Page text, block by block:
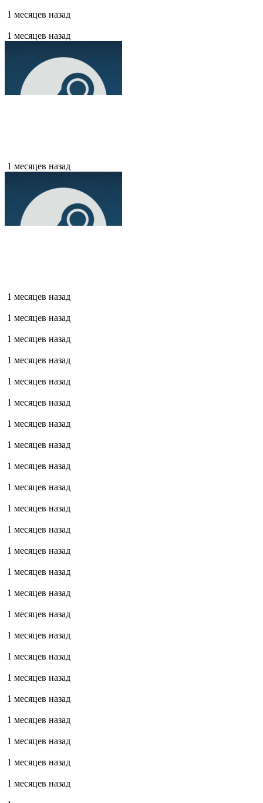
1 месяцев назад
1 месяцев назад
1 месяцев назад
1 месяцев назад
1 месяцев назад
1 месяцев назад
1 месяцев назад
1 месяцев назад
1 месяцев назад
1 месяцев назад
1 месяцев назад
1 месяцев назад
1 месяцев назад
1 месяцев назад
1 месяцев назад
1 месяцев назад
1 месяцев назад
1 месяцев назад
1 месяцев назад
1 месяцев назад
1 месяцев назад
1 месяцев назад
1 месяцев назад
1 месяцев назад
1 месяцев назад
1 месяцев назад
1 месяцев назад